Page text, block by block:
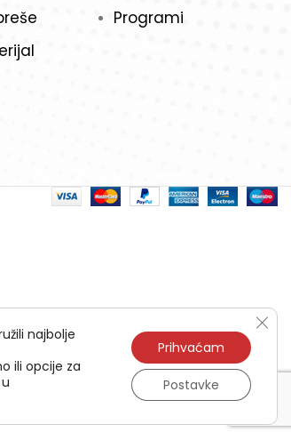
Programi
najbolje
ili opcije za
Prihvaćam
Postavke